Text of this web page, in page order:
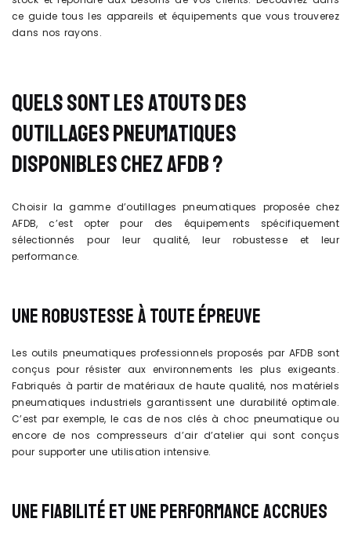
ce guide tous les appareils et équipements que vous trouverez
dans nos rayons.
QUELS SONT LES ATOUTS DES
OUTILLAGES PNEUMATIQUES
DISPONIBLES CHEZ AFDB ?
Choisir la gamme d’outillages pneumatiques proposée chez
AFDB, c’est opter pour des équipements spécifiquement
sélectionnés pour leur qualité, leur robustesse et leur
performance.
UNE ROBUSTESSE À TOUTE ÉPREUVE
Les outils pneumatiques professionnels proposés par AFDB sont
conçus pour résister aux environnements les plus exigeants.
Fabriqués à partir de matériaux de haute qualité, nos matériels
pneumatiques industriels garantissent une durabilité optimale.
C’est par exemple, le cas de nos clés à choc pneumatique ou
encore de nos compresseurs d’air d’atelier qui sont conçus
pour supporter une utilisation intensive.
UNE FIABILITÉ ET UNE PERFORMANCE ACCRUES